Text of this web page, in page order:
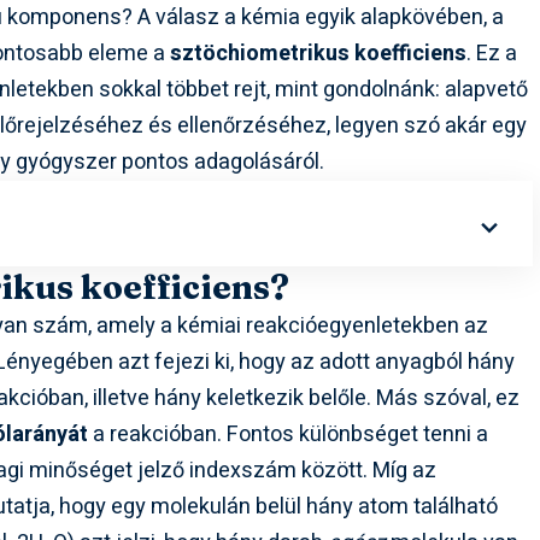
A válasz a kémia egyik alapkövében, a
eleme asztöchiometrikus koefficiens. Ez a
sokkal többet rejt, mint gondolnánk: alapvető
és ellenőrzéséhez, legyen szó akár egy
gyógyszer pontos adagolásáról.
koefficiens?
szám, amely a kémiai reakcióegyenletekben az
azt fejezi ki, hogy az adott anyagból hány
illetve hány keletkezik belőle. Más szóval, ez
a reakcióban. Fontos különbséget tenni a
minőséget jelző indexszám között. Míg az
hogy egy molekulán belül hány atom található